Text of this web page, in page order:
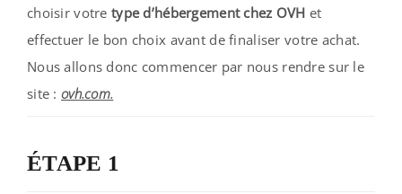
choisir votre type d’hébergement chez OVH et
effectuer le bon choix avant de finaliser votre achat.
Nous allons donc commencer par nous rendre sur le
site : ovh.com.
ÉTAPE 1